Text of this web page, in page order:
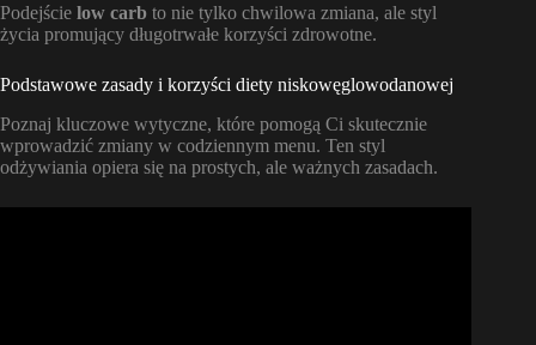
Podejście low carb to nie tylko chwilowa zmiana, ale styl
życia promujący długotrwałe korzyści zdrowotne.
Podstawowe zasady i korzyści diety niskowęglowodanowej
Poznaj kluczowe wytyczne, które pomogą Ci skutecznie
wprowadzić zmiany w codziennym menu. Ten styl
odżywiania opiera się na prostych, ale ważnych zasadach.